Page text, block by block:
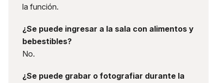
la función.
¿Se puede ingresar a la sala con alimentos y
bebestibles?
No.
¿Se puede grabar o fotografiar durante la